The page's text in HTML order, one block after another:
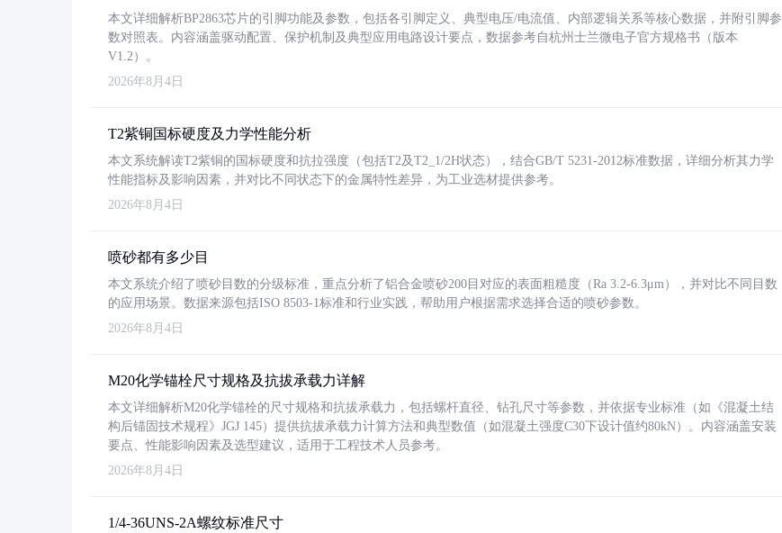
本文详细解析BP2863芯片的引脚功能及参数，包括各引脚定义、典型电压/电流值、内部逻辑关系等核心数据，并附引脚参
数对照表。内容涵盖驱动配置、保护机制及典型应用电路设计要点，数据参考自杭州士兰微电子官方规格书（版本
V1.2）。
2026年8月4日
T2紫铜国标硬度及力学性能分析
本文系统解读T2紫铜的国标硬度和抗拉强度（包括T2及T2_1/2H状态），结合GB/T 5231-2012标准数据，详细分析其力学
性能指标及影响因素，并对比不同状态下的金属特性差异，为工业选材提供参考。
2026年8月4日
喷砂都有多少目
本文系统介绍了喷砂目数的分级标准，重点分析了铝合金喷砂200目对应的表面粗糙度（Ra 3.2-6.3μm），并对比不同目数
的应用场景。数据来源包括ISO 8503-1标准和行业实践，帮助用户根据需求选择合适的喷砂参数。
2026年8月4日
M20化学锚栓尺寸规格及抗拔承载力详解
本文详细解析M20化学锚栓的尺寸规格和抗拔承载力，包括螺杆直径、钻孔尺寸等参数，并依据专业标准（如《混凝土结
构后锚固技术规程》JGJ 145）提供抗拔承载力计算方法和典型数值（如混凝土强度C30下设计值约80kN）。内容涵盖安装
要点、性能影响因素及选型建议，适用于工程技术人员参考。
2026年8月4日
1/4-36UNS-2A螺纹标准尺寸